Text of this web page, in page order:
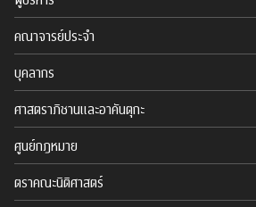
คณาจารย์ประจำ
บุคลากร
ศาสตราภิชานและอาคันตุกะ
ศูนย์กฎหมาย
ตราคณะนิติศาสตร์